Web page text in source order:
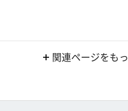
関連ページをも